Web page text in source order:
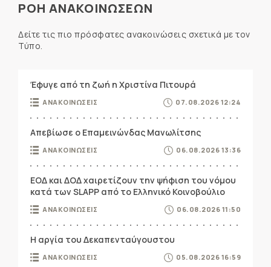
ΡΟΗ ΑΝΑΚΟΙΝΩΣΕΩΝ
Δείτε τις πιο πρόσφατες ανακοινώσεις σχετικά με τον
Τύπο.
Έφυγε από τη ζωή η Χριστίνα Πιτουρά
ΑΝΑΚΟΙΝΩΣΕΙΣ 07.08.2026 12:24
Απεβίωσε ο Επαμεινώνδας Μανωλίτσης
ΑΝΑΚΟΙΝΩΣΕΙΣ 06.08.2026 13:36
ΕΟΔ και ΔΟΔ χαιρετίζουν την ψήφιση του νόμου
κατά των SLAPP από το Ελληνικό Κοινοβούλιο
ΑΝΑΚΟΙΝΩΣΕΙΣ 06.08.2026 11:50
Η αργία του Δεκαπενταύγουστου
ΑΝΑΚΟΙΝΩΣΕΙΣ 05.08.2026 16:59